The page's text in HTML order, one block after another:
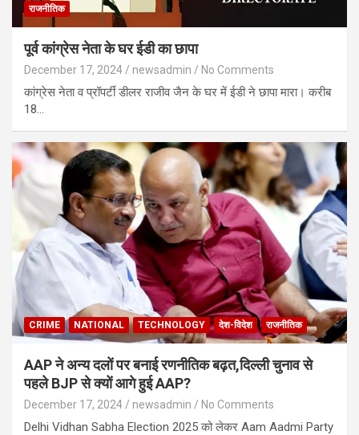
राजनीतिक
पूर्व कांग्रेस नेता के घर ईडी का छापा
December 17, 2024 newsadmin No Comments
कांग्रेस नेता व प्रॉपर्टी डीलर राजीव जैन के घर में ईडी ने छापा मारा। करीब
18…
CRIME NATIONAL TECHNOLOGY देश-विदेश राजनीतिक
AAP ने अन्य दलों पर बनाई रणनीतिक बढ़त,दिल्ली चुनाव से
पहले BJP से क्यों आगे हुई AAP?
December 17, 2024 newsadmin No Comments
Delhi Vidhan Sabha Election 2025 को लेकर Aam Aadmi Party